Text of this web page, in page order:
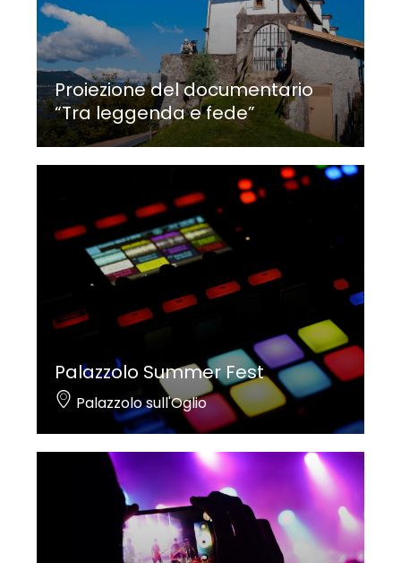
Proiezione del documentario
“Tra leggenda e fede”
Palazzolo Summer Fest
Palazzolo sull'Oglio